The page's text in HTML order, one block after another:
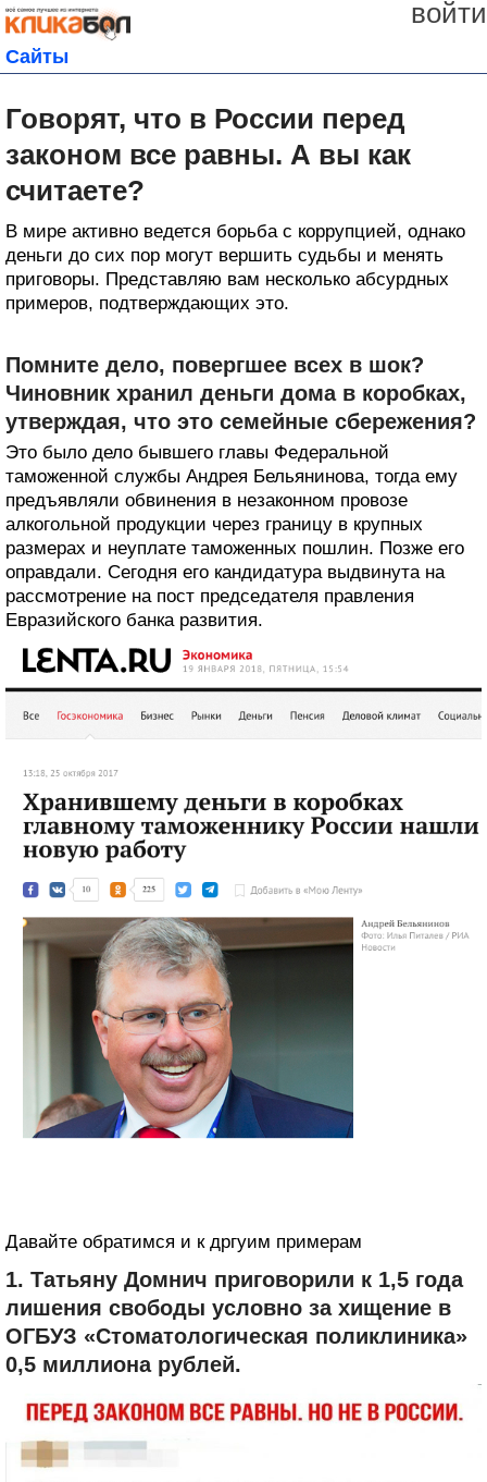
войти
Сайты
Говорят, что в России перед
законом все равны. А вы как
считаете?
В мире активно ведется борьба с коррупцией, однако
деньги до сих пор могут вершить судьбы и менять
приговоры. Представляю вам несколько абсурдных
примеров, подтверждающих это.
Помните дело, повергшее всех в шок?
Чиновник хранил деньги дома в коробках,
утверждая, что это семейные сбережения?
Это было дело бывшего главы Федеральной
таможенной службы Андрея Бельянинова, тогда ему
предъявляли обвинения в незаконном провозе
алкогольной продукции через границу в крупных
размерах и неуплате таможенных пошлин. Позже его
оправдали. Сегодня его кандидатура выдвинута на
рассмотрение на пост председателя правления
Евразийского банка развития.
Давайте обратимся и к дргуим примерам
1. Татьяну Домнич приговорили к 1,5 года
лишения свободы условно за хищение в
ОГБУЗ «Стоматологическая поликлиника»
0,5 миллиона рублей.